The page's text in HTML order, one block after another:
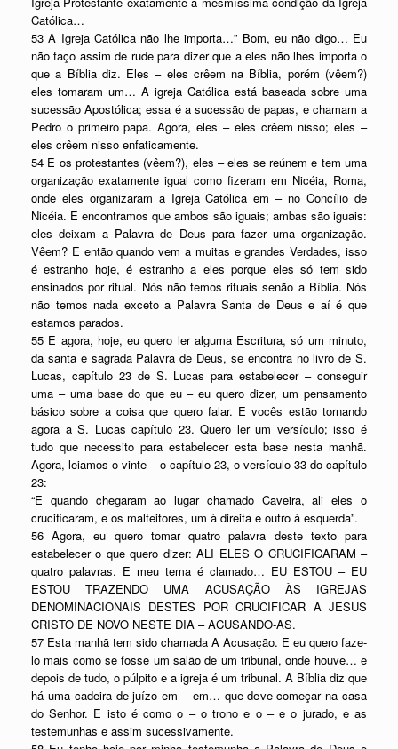
Católica…
53 A Igreja Católica não lhe importa…” Bom, eu não digo… Eu
não faço assim de rude para dizer que a eles não lhes importa o
que a Bíblia diz. Eles – eles crêem na Bíblia, porém (vêem?)
eles tomaram um… A igreja Católica está baseada sobre uma
sucessão Apostólica; essa é a sucessão de papas, e chamam a
Pedro o primeiro papa. Agora, eles – eles crêem nisso; eles –
eles crêem nisso enfaticamente.
54 E os protestantes (vêem?), eles – eles se reúnem e tem uma
organização exatamente igual como fizeram em Nicéia, Roma,
onde eles organizaram a Igreja Católica em – no Concílio de
Nicéia. E encontramos que ambos são iguais; ambas são iguais:
eles deixam a Palavra de Deus para fazer uma organização.
Vêem? E então quando vem a muitas e grandes Verdades, isso
é estranho hoje, é estranho a eles porque eles só tem sido
ensinados por ritual. Nós não temos rituais senão a Bíblia. Nós
não temos nada exceto a Palavra Santa de Deus e aí é que
estamos parados.
55 E agora, hoje, eu quero ler alguma Escritura, só um minuto,
da santa e sagrada Palavra de Deus, se encontra no livro de S.
Lucas, capítulo 23 de S. Lucas para estabelecer – conseguir
uma – uma base do que eu – eu quero dizer, um pensamento
básico sobre a coisa que quero falar. E vocês estão tornando
agora a S. Lucas capítulo 23. Quero ler um versículo; isso é
tudo que necessito para estabelecer esta base nesta manhã.
Agora, leiamos o vinte – o capítulo 23, o versículo 33 do capítulo
23:
“E quando chegaram ao lugar chamado Caveira, ali eles o
crucificaram, e os malfeitores, um à direita e outro à esquerda”.
56 Agora, eu quero tomar quatro palavra deste texto para
estabelecer o que quero dizer: ALI ELES O CRUCIFICARAM –
quatro palavras. E meu tema é clamado… EU ESTOU – EU
ESTOU TRAZENDO UMA ACUSAÇÃO ÀS IGREJAS
DENOMINACIONAIS DESTES POR CRUCIFICAR A JESUS
CRISTO DE NOVO NESTE DIA – ACUSANDO-AS.
57 Esta manhã tem sido chamada A Acusação. E eu quero faze-
lo mais como se fosse um salão de um tribunal, onde houve… e
depois de tudo, o púlpito e a igreja é um tribunal. A Bíblia diz que
há uma cadeira de juízo em – em… que deve começar na casa
do Senhor. E isto é como o – o trono e o – e o jurado, e as
testemunhas e assim sucessivamente.